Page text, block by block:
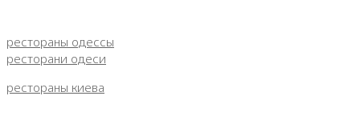
рестораны одессы
ресторани одеси
рестораны киева